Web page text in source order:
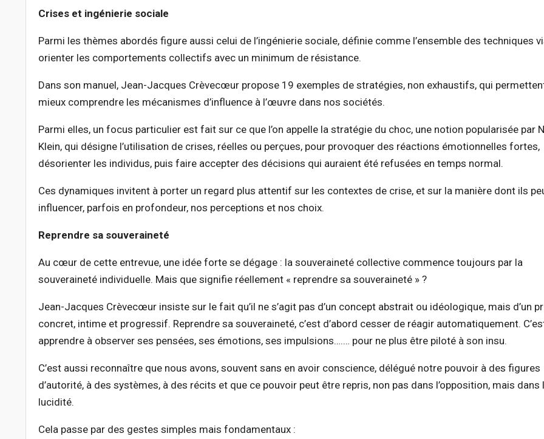
Crises et ingénierie sociale
Parmi les thèmes abordés figure aussi celui de l’ingénierie sociale, définie comme l’ensemble des techniques
orienter les comportements collectifs avec un minimum de résistance.
Dans son manuel, Jean-Jacques Crèvecœur propose 19 exemples de stratégies, non exhaustifs, qui
mieux comprendre les mécanismes d’influence à l’œuvre dans nos sociétés.
Parmi elles, un focus particulier est fait sur ce que l’on appelle la stratégie du choc, une notion popularisée par
Klein, qui désigne l’utilisation de crises, réelles ou perçues, pour provoquer des réactions émotionnelles fortes,
désorienter les individus, puis faire accepter des décisions qui auraient été refusées en temps normal.
Ces dynamiques invitent à porter un regard plus attentif sur les contextes de crise, et sur la manière dont ils
influencer, parfois en profondeur, nos perceptions et nos choix.
Reprendre sa souveraineté
Au cœur de cette entrevue, une idée forte se dégage : la souveraineté collective commence toujours par la
souveraineté individuelle. Mais que signifie réellement « reprendre sa souveraineté » ?
Jean-Jacques Crèvecœur insiste sur le fait qu’il ne s’agit pas d’un concept abstrait ou idéologique, mais d’un
concret, intime et progressif. Reprendre sa souveraineté, c’est d’abord cesser de réagir automatiquement.
apprendre à observer ses pensées, ses émotions, ses impulsions….… pour ne plus être piloté à son insu.
C’est aussi reconnaître que nous avons, souvent sans en avoir conscience, délégué notre pouvoir à des figures
d’autorité, à des systèmes, à des récits et que ce pouvoir peut être repris, non pas dans l’opposition, mais dans
lucidité.
Cela passe par des gestes simples mais fondamentaux :